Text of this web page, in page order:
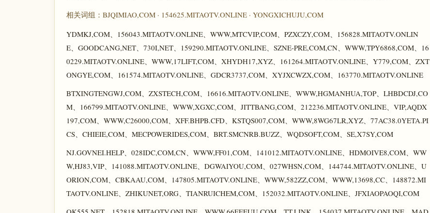
相关词组：BJQIMIAO,COM · 154625.MITAOTV.ONLINE · YONGXICHUJU,COM
YDMKJ,COM、156043.MITAOTV.ONLINE、WWW,MTCVIP,COM、PZXCZY,COM、156828.MITAOTV.ONLIN
E、GOODCANG,NET、730I,NET、159290.MITAOTV.ONLINE、SZNE-PRE,COM,CN、WWW,TPY6868,COM、16
0229.MITAOTV.ONLINE、WWW,17LIFT,COM、XHYDH17,XYZ、161264.MITAOTV.ONLINE、Y779,COM、ZXT
ONGYE,COM、161574.MITAOTV.ONLINE、GDCR3737,COM、XYJXCWZX,COM、163770.MITAOTV.ONLINE
BTXINGTENGWJ,COM、ZXSTECH,COM、16616.MITAOTV.ONLINE、WWW,HGMANHUA,TOP、LHBDCDJ,CO
M、166799.MITAOTV.ONLINE、WWW,XGXC,COM、JITTBANG,COM、212236.MITAOTV.ONLINE、VIP,AQDX
197,COM、WWW,C26000,COM、XFF.BHPB.CFD、KSTQS007,COM、WWW,8WG67LR,XYZ、77AC38.0YETA.PI
CS、CHIEIE,COM、MECPOWERIDES,COM、BRT.SMCNRB.BUZZ、WQDSOFT,COM、SE,X7SY,COM
NJ.GOVNEI.HELP、028IDC,COM,CN、WWW,FF01,COM、141012.MITAOTV.ONLINE、HDMOIVE8,COM、WW
W,HJ83,VIP、141088.MITAOTV.ONLINE、DGWAIYOU,COM、027WHSN,COM、144744.MITAOTV.ONLINE、U
ORION,COM、CBKAAU,COM、147805.MITAOTV.ONLINE、WWW,582ZZ,COM、WWW,13698,CC、148872.MI
TAOTV.ONLINE、ZHIKUNET,ORG、TIANRUICHEM,COM、152032.MITAOTV.ONLINE、JFXIAOPAOQI,COM